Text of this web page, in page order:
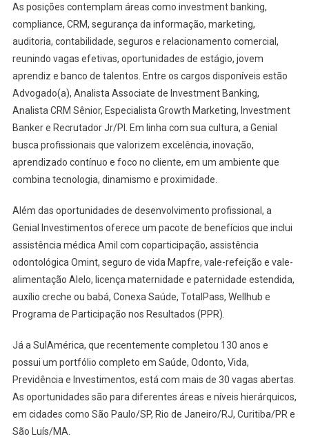
As posições contemplam áreas como investment banking,
compliance, CRM, segurança da informação, marketing,
auditoria, contabilidade, seguros e relacionamento comercial,
reunindo vagas efetivas, oportunidades de estágio, jovem
aprendiz e banco de talentos. Entre os cargos disponíveis estão
Advogado(a), Analista Associate de Investment Banking,
Analista CRM Sênior, Especialista Growth Marketing, Investment
Banker e Recrutador Jr/Pl. Em linha com sua cultura, a Genial
busca profissionais que valorizem excelência, inovação,
aprendizado contínuo e foco no cliente, em um ambiente que
combina tecnologia, dinamismo e proximidade.
Além das oportunidades de desenvolvimento profissional, a
Genial Investimentos oferece um pacote de benefícios que inclui
assistência médica Amil com coparticipação, assistência
odontológica Omint, seguro de vida Mapfre, vale-refeição e vale-
alimentação Alelo, licença maternidade e paternidade estendida,
auxílio creche ou babá, Conexa Saúde, TotalPass, Wellhub e
Programa de Participação nos Resultados (PPR).
Já a SulAmérica, que recentemente completou 130 anos e
possui um portfólio completo em Saúde, Odonto, Vida,
Previdência e Investimentos, está com mais de 30 vagas abertas.
As oportunidades são para diferentes áreas e níveis hierárquicos,
em cidades como São Paulo/SP, Rio de Janeiro/RJ, Curitiba/PR e
São Luís/MA.